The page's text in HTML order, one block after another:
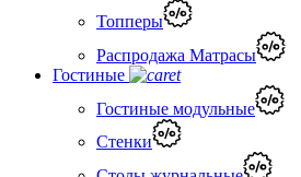
Топперы
Распродажа Матрасы
Гостиные
Гостиные модульные
Стенки